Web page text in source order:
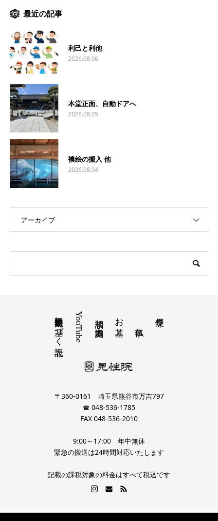
最近の記事
利己と利他
2026.08.06
本堂正面、自動ドアへ
2026.08.05
襖絵の搬入 他
2026.08.04
アーカイブ
寺便り
お墓
YouTube
特定商取引法に基づく表記
〒360-0161 埼玉県熊谷市万吉797
☎ 048-536-1785
FAX 048-536-2010
9:00～17:00 年中無休
緊急の搬送は24時間対応いたします
記載の課税対象の料金はすべて税込です